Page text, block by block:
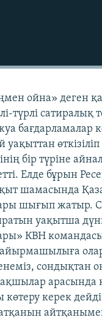
ойна» деген
түрлі сатиралық
бағдарламалар
бір түріне
Елде бұрын
шамасында
шығып жатыр.
уақытша
КВН
сондықтан
арасында
керек